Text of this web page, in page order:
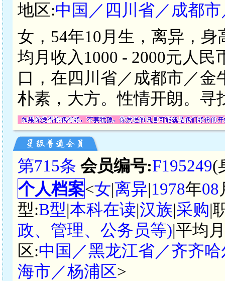
地区:中国／四川省／成都
女，54年10月生，离异，
均月收入1000 - 2000元人
口，在四川省／成都市／
朴素，大方。性情开朗。寻
第715条 会员编号:F195249(
个人档案<女|离异|1978年08
型:B型|本科在读|汉族|采购|
政、管理、公务员等)|平均
区:中国／黑龙江省／齐齐
海市／杨浦区>